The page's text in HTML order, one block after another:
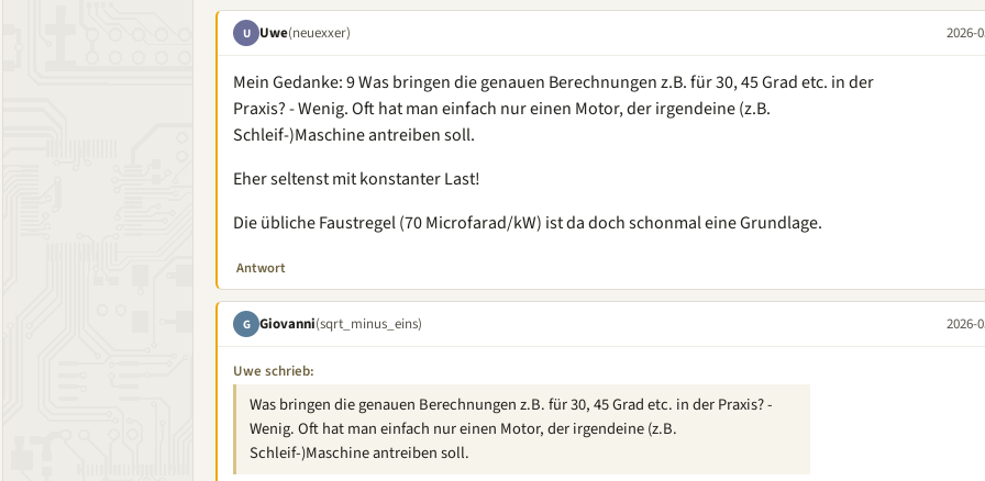
U Uwe(neuexxer) 2026-
Mein Gedanke: 9 Was bringen die genauen Berechnungen z.B. für 30, 45 Grad etc. in der
Praxis? - Wenig. Oft hat man einfach nur einen Motor, der irgendeine (z.B.
Schleif-)Maschine antreiben soll.
Eher seltenst mit konstanter Last!
Die übliche Faustregel (70 Microfarad/kW) ist da doch schonmal eine Grundlage.
Antwort
G Giovanni(sqrt_minus_eins) 2026-
Uwe schrieb:
Was bringen die genauen Berechnungen z.B. für 30, 45 Grad etc. in der Praxis? -
Wenig. Oft hat man einfach nur einen Motor, der irgendeine (z.B.
Schleif-)Maschine antreiben soll.